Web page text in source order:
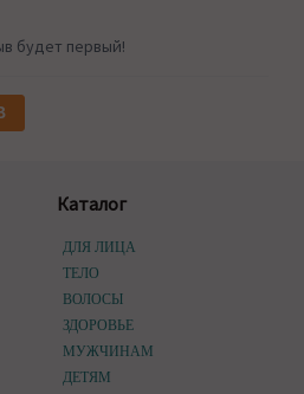
будет первый!
Каталог
ДЛЯ ЛИЦА
ТЕЛО
ВОЛОСЫ
ЗДОРОВЬЕ
МУЖЧИНАМ
ДЕТЯМ